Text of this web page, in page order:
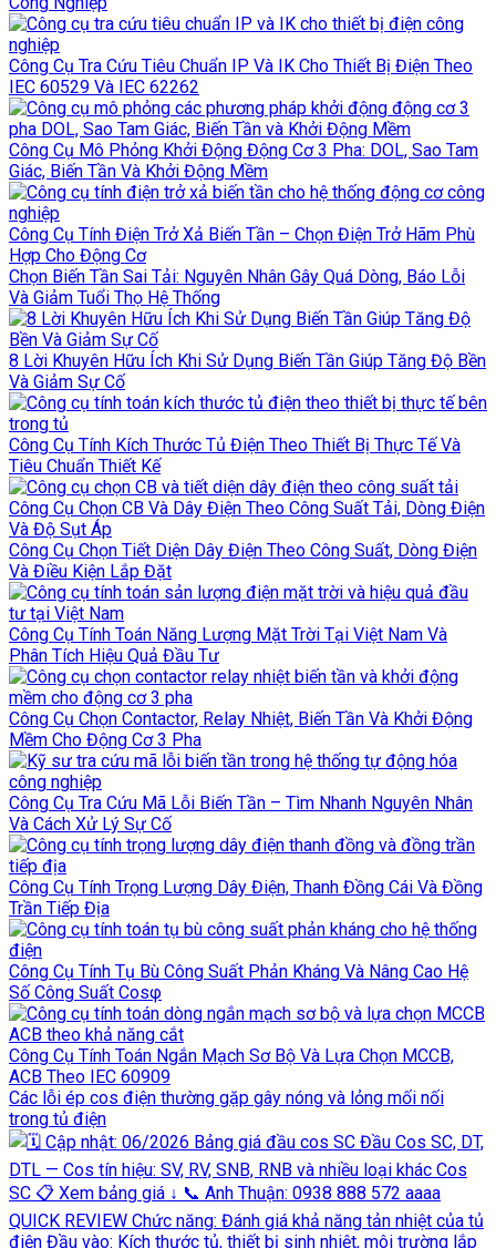
Công Cụ Tra Cứu Tiêu Chuẩn IP Và IK Cho Thiết Bị Điện Theo
IEC 60529 Và IEC 62262
Công Cụ Mô Phỏng Khởi Động Động Cơ 3 Pha: DOL, Sao Tam
Giác, Biến Tần Và Khởi Động Mềm
Công Cụ Tính Điện Trở Xả Biến Tần – Chọn Điện Trở Hãm Phù
Hợp Cho Động Cơ
Chọn Biến Tần Sai Tải: Nguyên Nhân Gây Quá Dòng, Báo Lỗi
Và Giảm Tuổi Thọ Hệ Thống
8 Lời Khuyên Hữu Ích Khi Sử Dụng Biến Tần Giúp Tăng Độ Bền
Và Giảm Sự Cố
Công Cụ Tính Kích Thước Tủ Điện Theo Thiết Bị Thực Tế Và
Tiêu Chuẩn Thiết Kế
Công Cụ Chọn CB Và Dây Điện Theo Công Suất Tải, Dòng Điện
Và Độ Sụt Áp
Công Cụ Chọn Tiết Diện Dây Điện Theo Công Suất, Dòng Điện
Và Điều Kiện Lắp Đặt
Công Cụ Tính Toán Năng Lượng Mặt Trời Tại Việt Nam Và
Phân Tích Hiệu Quả Đầu Tư
Công Cụ Chọn Contactor, Relay Nhiệt, Biến Tần Và Khởi Động
Mềm Cho Động Cơ 3 Pha
Công Cụ Tra Cứu Mã Lỗi Biến Tần – Tìm Nhanh Nguyên Nhân
Và Cách Xử Lý Sự Cố
Công Cụ Tính Trọng Lượng Dây Điện, Thanh Đồng Cái Và Đồng
Trần Tiếp Địa
Công Cụ Tính Tụ Bù Công Suất Phản Kháng Và Nâng Cao Hệ
Số Công Suất Cosφ
Công Cụ Tính Toán Ngắn Mạch Sơ Bộ Và Lựa Chọn MCCB,
ACB Theo IEC 60909
Các lỗi ép cos điện thường gặp gây nóng và lỏng mối nối
trong tủ điện